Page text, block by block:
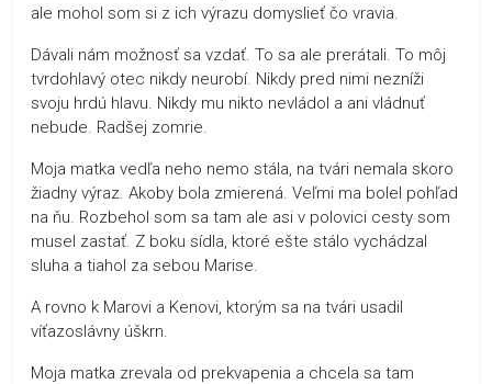
ale mohol som si z ich výrazu domyslieť čo vravia.
Dávali nám možnosť sa vzdať. To sa ale prerátali. To môj
tvrdohlavý otec nikdy neurobí. Nikdy pred nimi nezníži
svoju hrdú hlavu. Nikdy mu nikto nevládol a ani vládnuť
nebude. Radšej zomrie.
Moja matka vedľa neho nemo stála, na tvári nemala skoro
žiadny výraz. Akoby bola zmierená. Veľmi ma bolel pohľad
na ňu. Rozbehol som sa tam ale asi v polovici cesty som
musel zastať. Z boku sídla, ktoré ešte stálo vychádzal
sluha a tiahol za sebou Marise.
A rovno k Marovi a Kenovi, ktorým sa na tvári usadil
víťazoslávny úškrn.
Moja matka zrevala od prekvapenia a chcela sa tam